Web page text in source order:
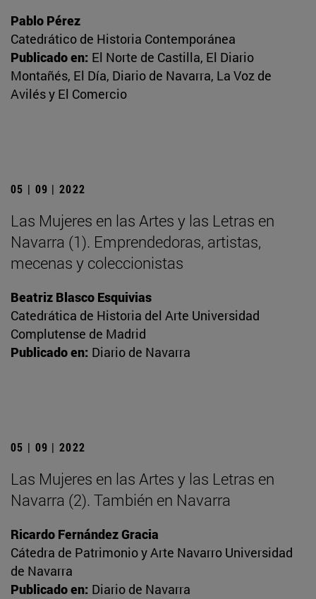
Pablo Pérez
Catedrático de Historia Contemporánea
Publicado en: El Norte de Castilla, El Diario
Montañés, El Día, Diario de Navarra, La Voz de
Avilés y El Comercio
05 | 09 | 2022
Las Mujeres en las Artes y las Letras en
Navarra (1). Emprendedoras, artistas,
mecenas y coleccionistas
Beatriz Blasco Esquivias
Catedrática de Historia del Arte Universidad
Complutense de Madrid
Publicado en: Diario de Navarra
05 | 09 | 2022
Las Mujeres en las Artes y las Letras en
Navarra (2). También en Navarra
Ricardo Fernández Gracia
Cátedra de Patrimonio y Arte Navarro Universidad
de Navarra
Publicado en: Diario de Navarra